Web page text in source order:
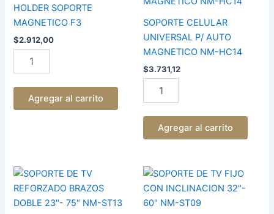
HOLDER SOPORTE
MAGNETICO F3
$2.912,00
F3
cantidad
Agregar al carrito
SOPORTE CELULAR
UNIVERSAL P/ AUTO
MAGNETICO NM-HC14
$3.731,12
P/
AUTO
NM-
HC14
cantidad
Agregar al carrito
SOPORTE
DE
REFORZADO
SOPORTE
DE
FIJO